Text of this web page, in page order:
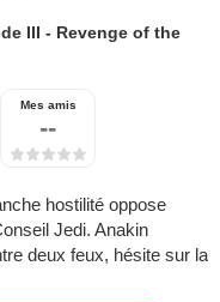
III - Revenge of the
Mes amis
--
hostilité oppose
Jedi. Anakin
deux feux, hésite sur la